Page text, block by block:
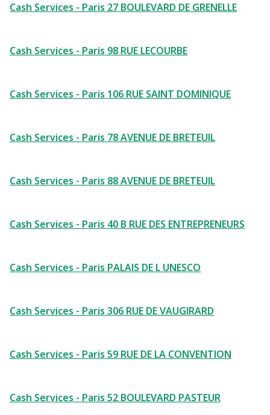
Cash Services - Paris 27 BOULEVARD DE GRENELLE
Cash Services - Paris 98 RUE LECOURBE
Cash Services - Paris 106 RUE SAINT DOMINIQUE
Cash Services - Paris 78 AVENUE DE BRETEUIL
Cash Services - Paris 88 AVENUE DE BRETEUIL
Cash Services - Paris 40 B RUE DES ENTREPRENEURS
Cash Services - Paris PALAIS DE L UNESCO
Cash Services - Paris 306 RUE DE VAUGIRARD
Cash Services - Paris 59 RUE DE LA CONVENTION
Cash Services - Paris 52 BOULEVARD PASTEUR